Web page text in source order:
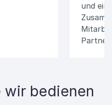
und
wir bedienen